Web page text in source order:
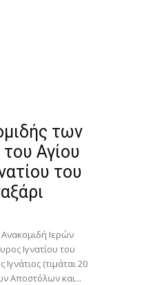
των
Αγίου
του
Ιερών
Ιγνατίου του
(τιμάται 20
Αποστόλων και...